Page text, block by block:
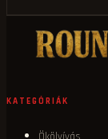
KATEGÓRIÁK